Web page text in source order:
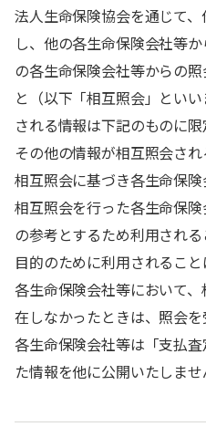
法人生命保険協会を通じて
し、他の各生命保険会社等
の各生命保険会社等からの
と（以下「相互照会」とい
される情報は下記のものに
その他の情報が相互照会さ
相互照会に基づき各生命保険
相互照会を行った各生命保
の参考とするため利用され
目的のために利用されるこ
各生命保険会社等において
在しなかったときは、照会を
各生命保険会社等は「支払
た情報を他に公開いたしませ